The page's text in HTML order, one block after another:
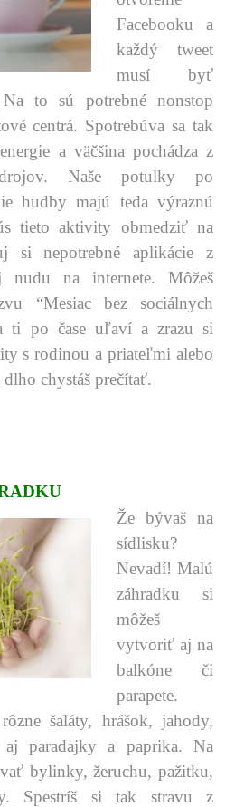
Facebooku a
každý tweet
musí byť
Na to sú potrebné nonstop
centrá. Spotrebúva sa tak
a väčšina pochádza z
Naše potulky po
hudby majú teda výraznú
tieto aktivity obmedziť na
si nepotrebné aplikácie z
nudu na internete. Môžeš
“Mesiac bez sociálnych
ti po čase uľaví a zrazu si
s rodinou a priateľmi alebo
chystáš prečítať.
Že bývaš na
sídlisku?
Nevadí! Malú
záhradku si
môžeš
vytvoriť aj na
balkóne či
parapete.
šaláty, hrášok, jahody,
paradajky a paprika. Na
bylinky, žeruchu, pažitku,
Spestríš si tak stravu z